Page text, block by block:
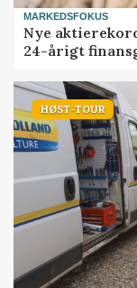
MARKEDSFOKUS
Nye
24-årigt
HØST-TOUR